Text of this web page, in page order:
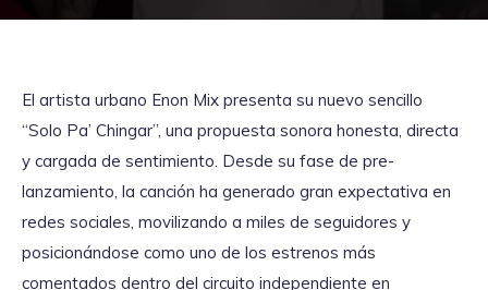
El artista urbano Enon Mix presenta su nuevo sencillo
“Solo Pa’ Chingar”, una propuesta sonora honesta, directa
y cargada de sentimiento. Desde su fase de pre-
lanzamiento, la canción ha generado gran expectativa en
redes sociales, movilizando a miles de seguidores y
posicionándose como uno de los estrenos más
comentados dentro del circuito independiente en